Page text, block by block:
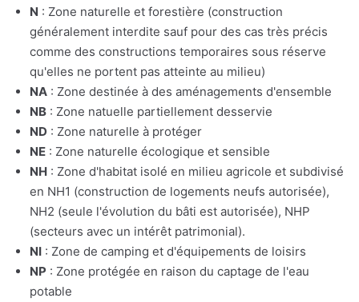
N : Zone naturelle et forestière (construction
généralement interdite sauf pour des cas très précis
comme des constructions temporaires sous réserve
qu'elles ne portent pas atteinte au milieu)
NA : Zone destinée à des aménagements d'ensemble
NB : Zone natuelle partiellement desservie
ND : Zone naturelle à protéger
NE : Zone naturelle écologique et sensible
NH : Zone d'habitat isolé en milieu agricole et subdivisé
en NH1 (construction de logements neufs autorisée),
NH2 (seule l'évolution du bâti est autorisée), NHP
(secteurs avec un intérêt patrimonial).
NI : Zone de camping et d'équipements de loisirs
NP : Zone protégée en raison du captage de l'eau
potable